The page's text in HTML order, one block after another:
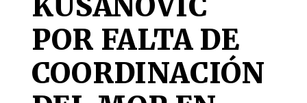
POR FALTA DE
COORDINACIÓN